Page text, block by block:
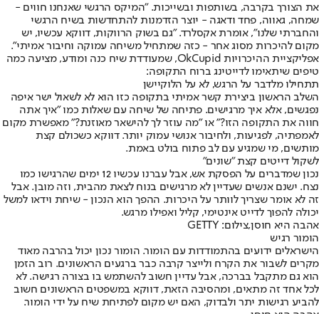
את הצורך בקרבה, בשותפות ובשייכות. "המיקס הרגשי שאנחנו חווים -
שמחה, גאווה, פחד ודאגה - יוצר הזדמנות להתחדשות בשיח הרגשי
והחברתי שלנו", אומרת אקסלרד. "גם בשוק הרווקות, דווקא עכשיו, יש
מקום להיכרות מסוג אחר - כזה שמתחיל משיחה עמוקה וחיבור אמיתי".
אפליקציית ההיכרויות OkCupid, שמעודדת שיח כנה ומודע, מציעה כמה
טיפים שיתאימו לדייטינג ברוח התקופה:
תתחילו מלדבר על הרגש, לא על הלוקיישן
השלב הראשון ביצירת קשר אמיתי בתקופה כזו הוא לא לשאול ישר איפה
נפגשים, אלא איך מרגישים. פתיחה של שיחה עם שאלות כמו "איך אתה
חווה את התקופה הזו?" או "מה עוזר לך להישאר מאוזנת?" מאפשרת מקום
לאמפתיה, לפגיעות, ולחיבור אנושי עמוק יותר. דווקא כשכולם קצת
מותשים, מי שמגיע עם לב פתוח בולט באמת.
לשקול דייטים קצת "שונים"
נכון שמדברים על הפסקת אש, אבל עברנו עכשיו 12 ימים שהרגישו כמו
נצח. ישנם אנשים שעדיין לא מרגישים בנוח לצאת מהבית, וזה מובן. אבל
זה לא אומר שצריך לוותר על היכרות. ההפך הוא הנכון - שיחת וידאו למשל
יכולה להפוך לדייט אינטימי, קליל ואפילו מרגש.
אהבה היא חוסן,צילום: GETTY
הומור רגיש
הישראלים ידועים בהתמודדות עם הומור. הומור נכון יכול בהרבה מאוד
מקרים לשבור את הקרח ולייצר קרבה כבר ברגעים הראשונים. רוב הזמן
הוא גם מתקבל בברכה, אבל עדיין חשוב להשתמש בו בצורה רגישה. לא
לכל אחד זה מתאים, ומהסיבה הזאת, דווקא במשפטים הראשונים חשוב
להביע רגישות יתר ולבדוק, האם יש מקום לפתיחת שיח על ידי הומור.